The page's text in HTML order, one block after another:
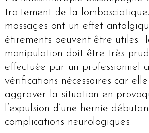
traitement de la
massages ont un effet
étirements peuvent être utiles.
manipulation doit être très
effectuée par un professionnel
vérifications nécessaires car
aggraver la situation en
l’expulsion d’une hernie
complications neurologiques.